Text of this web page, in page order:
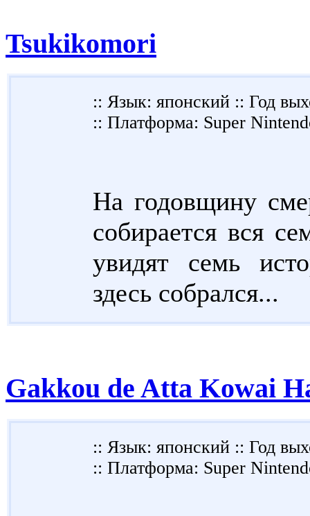
Tsukikomori
:: Язык: японский :: Год
:: Платформа: Super
На годовщину
собирается вся
увидят семь
здесь собрался...
Gakkou de Atta Kowai
:: Язык: японский :: Год
:: Платформа: Super